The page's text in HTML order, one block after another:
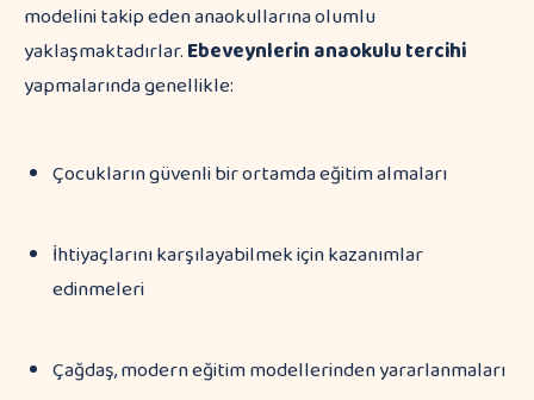
modelini takip eden anaokullarına olumlu
yaklaşmaktadırlar.Ebeveynlerin anaokulu tercihi
yapmalarında genellikle:
Çocukların güvenli bir ortamda eğitim almaları
İhtiyaçlarını karşılayabilmek için kazanımlar
edinmeleri
Çağdaş, modern eğitim modellerinden yararlanmaları